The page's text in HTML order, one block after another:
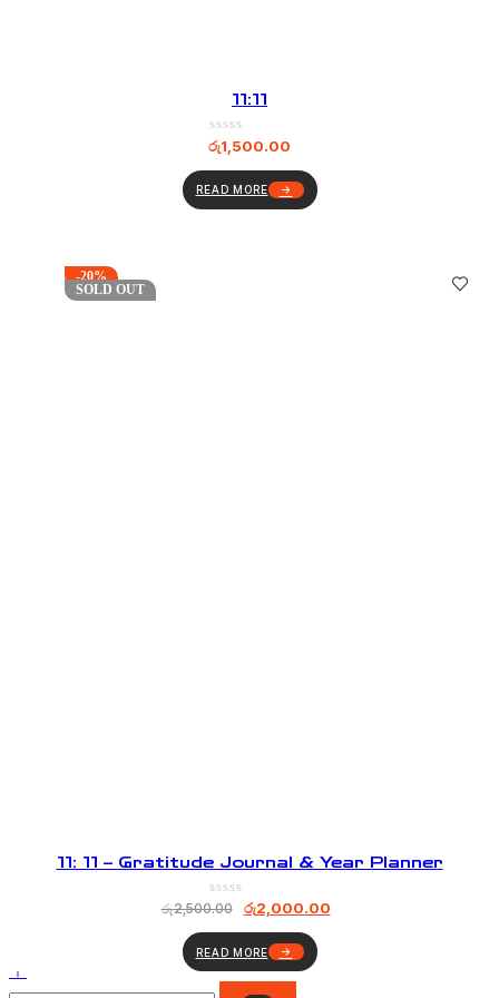
11:11
රු1,500.00
READ MORE
-20%
SOLD OUT
11: 11 – Gratitude Journal & Year Planner
රු2,500.00 රු2,000.00
READ MORE